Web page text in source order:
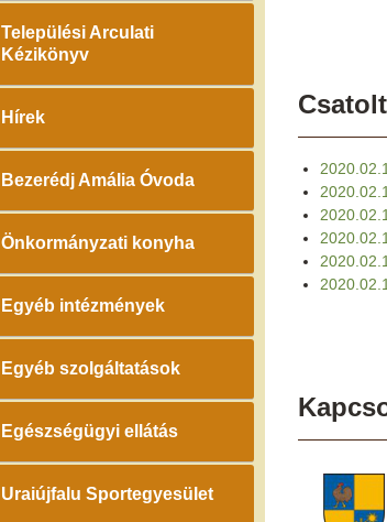
Települési Arculati
Kézikönyv
Hírek
Bezerédj Amália Óvoda
Önkormányzati konyha
Egyéb intézmények
Egyéb szolgáltatások
Egészségügyi ellátás
Uraiújfalu Sportegyesület